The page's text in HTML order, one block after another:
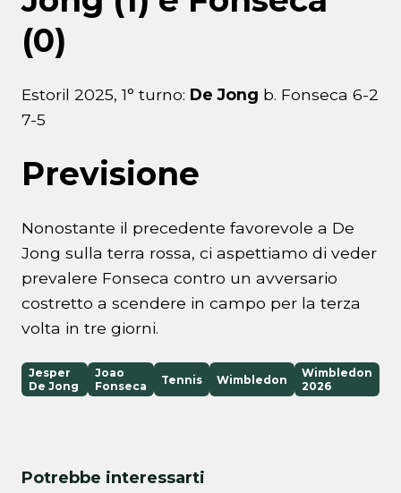
(0)
Estoril 2025, 1° turno: De Jong b. Fonseca 6-2
7-5
Previsione
Nonostante il precedente favorevole a De
Jong sulla terra rossa, ci aspettiamo di veder
prevalere Fonseca contro un avversario
costretto a scendere in campo per la terza
volta in tre giorni.
Jesper
De Jong
Joao
Fonseca
Tennis Wimbledon
Wimbledon
2026
Potrebbe interessarti